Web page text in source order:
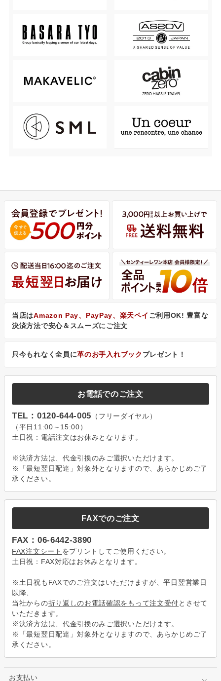
当店はAmazon Pay、PayPay、楽天ペイ ご利用OK! 豊富な
決済方法で安心＆スムーズにご注文
只今もれなく全員に革のお手入れブック プレゼント！
お電話でのご注文
TEL：0120-644-005 （フリーダイヤル）
（平日11:00～15:00）
土日祝：電話注文はお休みとなります。
※決済方法は、代金引換のみご選択いただけます。
※「最短翌日配達」対象外となりますので、あらかじめご了
承ください。
FAXでのご注文
FAX：06-6442-3890
FAX注文シート をプリントしてご使用ください。
土日祝：FAX対応はお休みとなります。
※土日祝もFAXでのご注文はいただけますが、平日翌営業日
以降、
当社からの折り返しのお電話確認をもって注文受付とさせて
いただきます。
※決済方法は、代金引換のみご選択いただけます。
※「最短翌日配達」対象外となりますので、あらかじめご了
承ください。
お支払い